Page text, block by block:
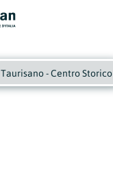
Taurisano - Centro Storico